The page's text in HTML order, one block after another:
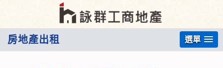
房地產出租 選單